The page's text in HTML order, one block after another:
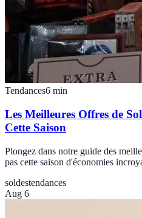
Tendances6 min
Les Meilleures Offres de
Cette Saison
Plongez dans notre guide des
pas cette saison d'économies
soldestendances
Aug 6